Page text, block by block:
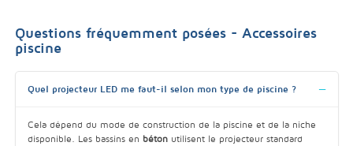
Questions fréquemment posées - Accessoires
piscine
Quel projecteur LED me faut-il selon mon type de piscine ?
Cela dépend du mode de construction de la piscine et de la niche
disponible. Les bassins en bétonutilisent le projecteur standard